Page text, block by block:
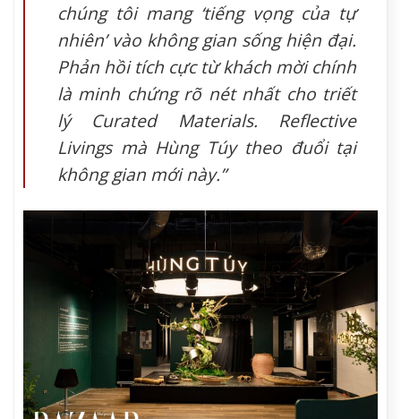
chúng tôi mang ‘tiếng vọng của tự
nhiên’ vào không gian sống hiện đại.
Phản hồi tích cực từ khách mời chính
là minh chứng rõ nét nhất cho triết
lý Curated Materials. Reflective
Livings mà Hùng Túy theo đuổi tại
không gian mới này.”